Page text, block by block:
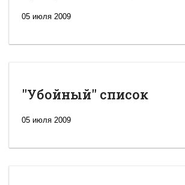
05 июля 2009
"Убойный" список
05 июля 2009